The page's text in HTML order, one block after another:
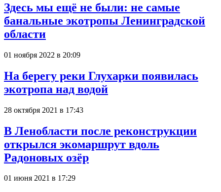
Здесь мы ещё не были: не самые
банальные экотропы Ленинградской
области
01 ноября 2022 в 20:09
На берегу реки Глухарки появилась
экотропа над водой
28 октября 2021 в 17:43
В Ленобласти после реконструкции
открылся экомаршрут вдоль
Радоновых озёр
01 июня 2021 в 17:29